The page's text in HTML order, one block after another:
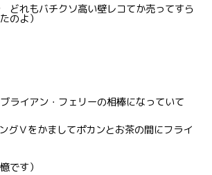
れもバチクソ高い壁レコてか売ってすら
のよ）
ライアン・フェリーの相棒になっていて
グＶをかましてポカンとお茶の間にフライ
です）